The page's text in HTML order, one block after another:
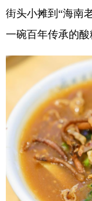
街头小摊到“海南
一碗百年传承的酸